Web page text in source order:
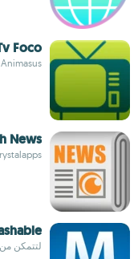
Foco
Animasus
News
لتتمكن من